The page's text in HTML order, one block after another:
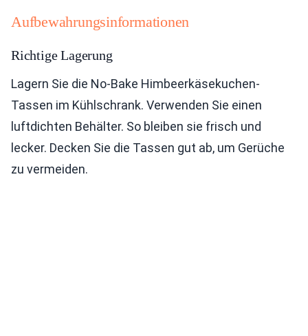
Aufbewahrungsinformationen
Richtige Lagerung
Lagern Sie die No-Bake Himbeerkäsekuchen-
Tassen im Kühlschrank. Verwenden Sie einen
luftdichten Behälter. So bleiben sie frisch und
lecker. Decken Sie die Tassen gut ab, um Gerüche
zu vermeiden.